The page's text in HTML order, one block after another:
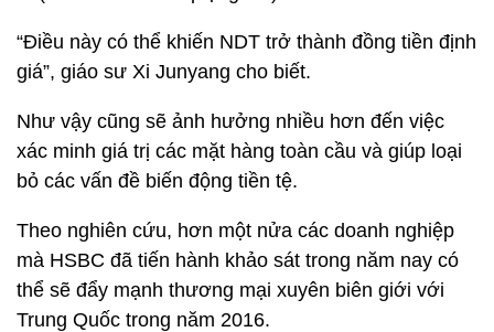
“Điều này có thể khiến NDT trở thành đồng tiền định
giá”, giáo sư Xi Junyang cho biết.
Như vậy cũng sẽ ảnh hưởng nhiều hơn đến việc
xác minh giá trị các mặt hàng toàn cầu và giúp loại
bỏ các vấn đề biến động tiền tệ.
Theo nghiên cứu, hơn một nửa các doanh nghiệp
mà HSBC đã tiến hành khảo sát trong năm nay có
thể sẽ đẩy mạnh thương mại xuyên biên giới với
Trung Quốc trong năm 2016.